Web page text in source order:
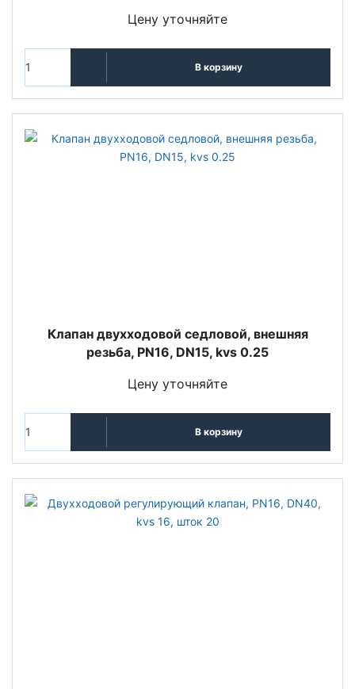
Цену уточняйте
В корзину
Клапан двухходовой седловой, внешняя
резьба, PN16, DN15, kvs 0.25
Цену уточняйте
В корзину